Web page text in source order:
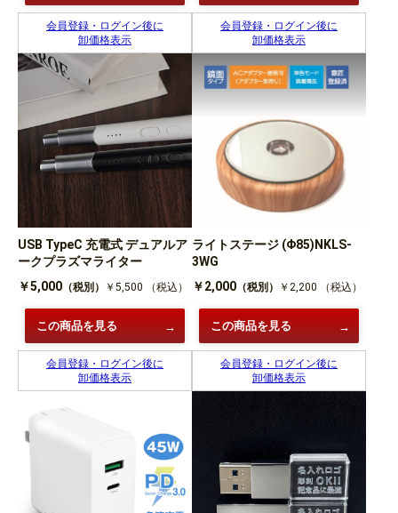
会員登録・ログイン後に
卸価格表示
会員登録・ログイン後に
卸価格表示
USB TypeC 充電式 デュアルア
ークプラズマライター
￥5,000 （税別） ￥5,500 （税込）
この商品を見る
会員登録・ログイン後に
卸価格表示
ライトステージ (Φ85)NKLS-
3WG
￥2,000 （税別） ￥2,200 （税込）
この商品を見る
会員登録・ログイン後に
卸価格表示